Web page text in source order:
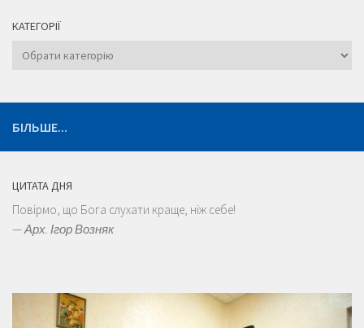
КАТЕГОРІЇ
Категорії
БІЛЬШЕ...
ЦИТАТА ДНЯ
Повірмо, що Бога слухати краще, ніж себе!
—Арх. Ігор Возняк